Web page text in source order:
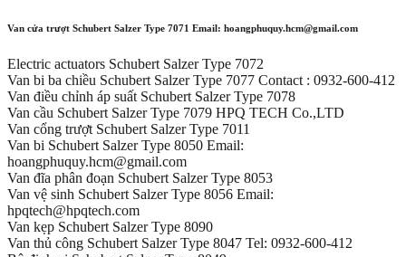
Van cửa trượt Schubert Salzer Type 7071 Email: hoangphuquy.hcm@gmail.com
Electric actuators Schubert Salzer Type 7072
Van bi ba chiều Schubert Salzer Type 7077 Contact : 0932-600-412
Van điều chỉnh áp suất Schubert Salzer Type 7078
Van cầu Schubert Salzer Type 7079 HPQ TECH Co.,LTD
Van cổng trượt Schubert Salzer Type 7011
Van bi Schubert Salzer Type 8050 Email:
hoangphuquy.hcm@gmail.com
Van đĩa phân đoạn Schubert Salzer Type 8053
Van vệ sinh Schubert Salzer Type 8056 Email:
hpqtech@hpqtech.com
Van kẹp Schubert Salzer Type 8090
Van thủ công Schubert Salzer Type 8047 Tel: 0932-600-412